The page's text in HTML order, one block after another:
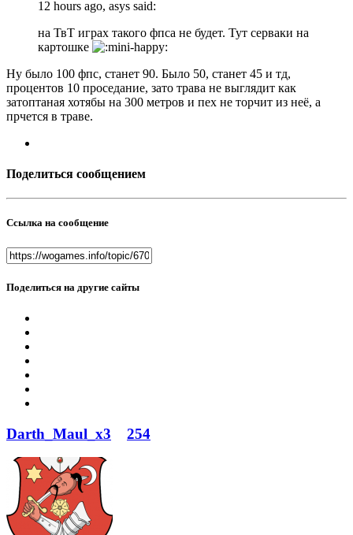
12 hours ago, asys said:
на ТвТ играх такого фпса не будет. Тут серваки на
картошке
Ну было 100 фпс, станет 90. Было 50, станет 45 и тд,
процентов 10 проседание, зато трава не выглядит как
затоптаная хотябы на 300 метров и пех не торчит из неё, а
прчется в траве.
Поделиться сообщением
Ссылка на сообщение
Поделиться на другие сайты
Darth_Maul_x3 254